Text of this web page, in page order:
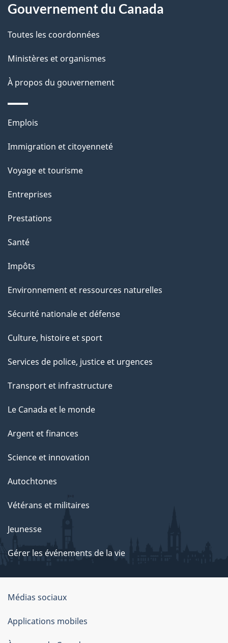
i
l
s
d
e
l
a
p
a
g
e
propos
de
ce
site
Gouvernement du Canada
Toutes les coordonnées
Ministères et organismes
À propos du gouvernement
Thèmes
sujets
Emplois
Immigration et citoyenneté
Voyage et tourisme
Entreprises
Prestations
Santé
Impôts
Environnement et ressources naturelles
Sécurité nationale et défense
Culture, histoire et sport
Services de police, justice et urgences
Transport et infrastructure
Le Canada et le monde
Argent et finances
Science et innovation
Autochtones
Vétérans et militaires
Jeunesse
Gérer les événements de la vie
Organisation
du
gouvernement
Médias sociaux
Applications mobiles